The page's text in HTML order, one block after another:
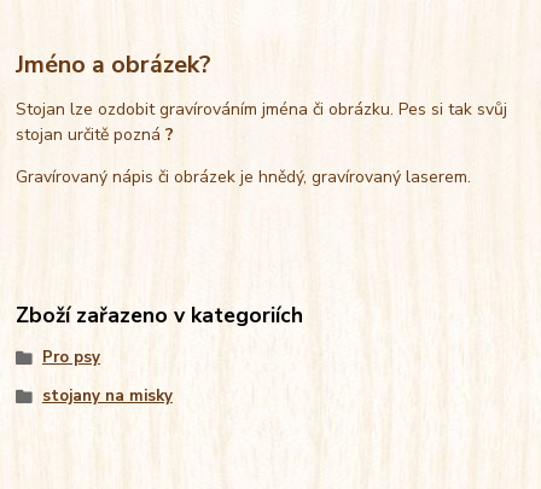
Jméno a obrázek?
Stojan lze ozdobit gravírováním jména či obrázku. Pes si tak svůj
stojan určitě pozná?
Gravírovaný nápis či obrázek je hnědý, gravírovaný laserem.
Zboží zařazeno v kategoriích
Pro psy
stojany na misky